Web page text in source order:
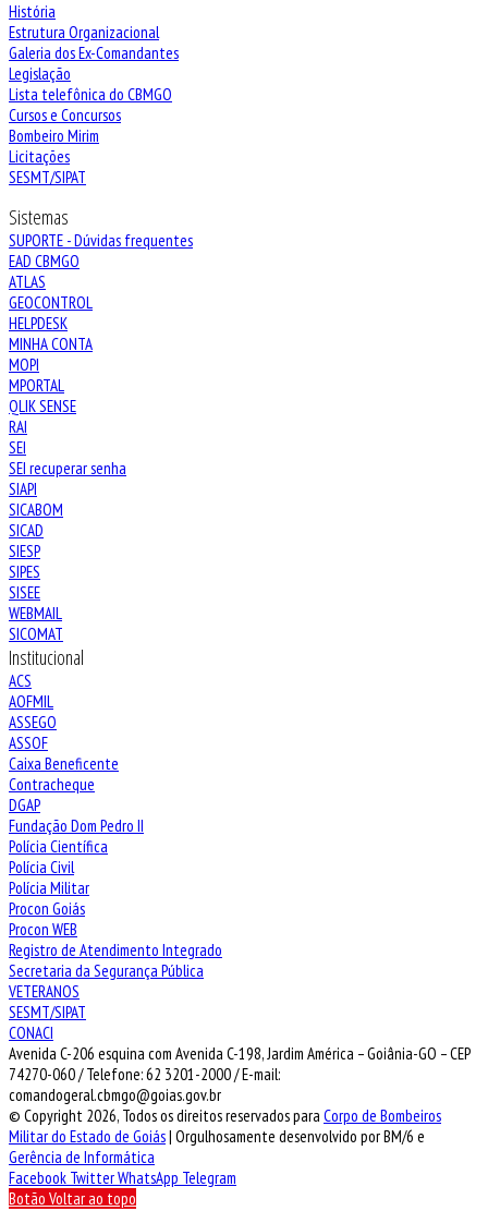
História
Estrutura Organizacional
Galeria dos Ex-Comandantes
Legislação
Lista telefônica do CBMGO
Cursos e Concursos
Bombeiro Mirim
Licitações
SESMT/SIPAT
Sistemas
SUPORTE - Dúvidas frequentes
EAD CBMGO
ATLAS
GEOCONTROL
HELPDESK
MINHA CONTA
MOPI
MPORTAL
QLIK SENSE
RAI
SEI
SEI recuperar senha
SIAPI
SICABOM
SICAD
SIESP
SIPES
SISEE
WEBMAIL
SICOMAT
Institucional
ACS
AOFMIL
ASSEGO
ASSOF
Caixa Beneficente
Contracheque
DGAP
Fundação Dom Pedro II
Polícia Científica
Polícia Civil
Polícia Militar
Procon Goiás
Procon WEB
Registro de Atendimento Integrado
Secretaria da Segurança Pública
VETERANOS
SESMT/SIPAT
CONACI
Avenida C-206 esquina com Avenida C-198, Jardim América – Goiânia-GO – CEP
74270-060 / Telefone: 62 3201-2000 / E-mail:
comandogeral.cbmgo@goias.gov.br
© Copyright 2026, Todos os direitos reservados para Corpo de Bombeiros
Militar do Estado de Goiás| Orgulhosamente desenvolvido por BM/6 e
Gerência de Informática
Facebook TwitterWhatsApp Telegram
Botão Voltar ao topo